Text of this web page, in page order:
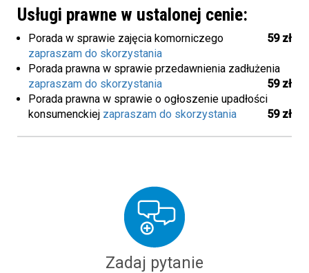
Usługi prawne w ustalonej cenie:
Porada w sprawie zajęcia komorniczego
59 zł
zapraszam do skorzystania
Porada prawna w sprawie przedawnienia zadłużenia
59 zł
zapraszam do skorzystania
Porada prawna w sprawie o ogłoszenie upadłości
konsumenckiej
59 zł
zapraszam do skorzystania
Zadaj pytanie